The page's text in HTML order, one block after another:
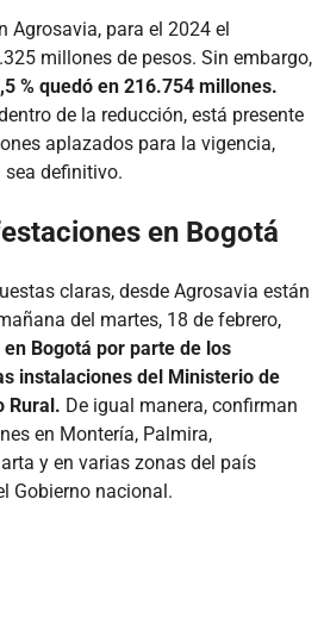
Agrosavia, para el 2024 el
millones de pesos. Sin embargo,
% quedó en 216.754 millones.
de la reducción, está presente
aplazados para la vigencia,
sea definitivo.
en Bogotá
claras, desde Agrosavia están
del martes, 18 de febrero,
Bogotá por parte de los
instalaciones del Ministerio de
Rural. De igual manera, confirman
en Montería, Palmira,
y en varias zonas del país
Gobierno nacional.